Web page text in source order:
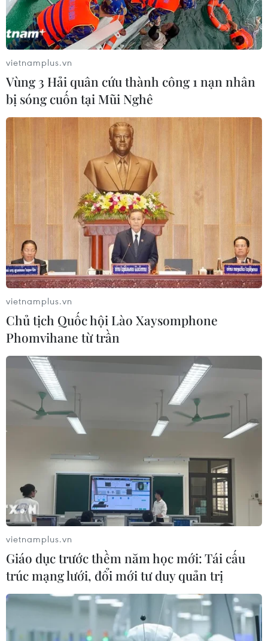
vietnamplus.vn
Vùng 3 Hải quân cứu thành công 1 nạn nhân
bị sóng cuốn tại Mũi Nghê
vietnamplus.vn
Chủ tịch Quốc hội Lào Xaysomphone
Phomvihane từ trần
vietnamplus.vn
Giáo dục trước thềm năm học mới: Tái cấu
trúc mạng lưới, đổi mới tư duy quản trị